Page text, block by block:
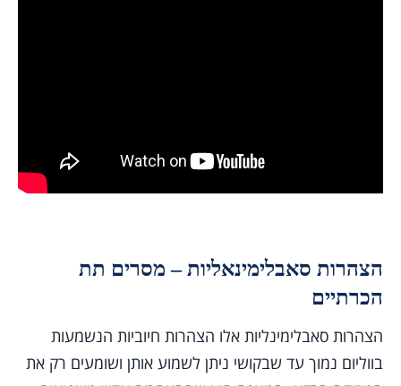
הצהרות סאבלימינאליות – מסרים תת
הכרתיים
הצהרות סאבלימינליות אלו הצהרות חיוביות הנשמעות
בווליום נמוך עד שבקושי ניתן לשמוע אותן ושומעים רק את